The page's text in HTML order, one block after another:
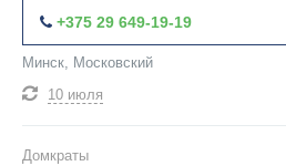
+375 29 649-19-19
Минск, Московский
10 июля
Домкраты